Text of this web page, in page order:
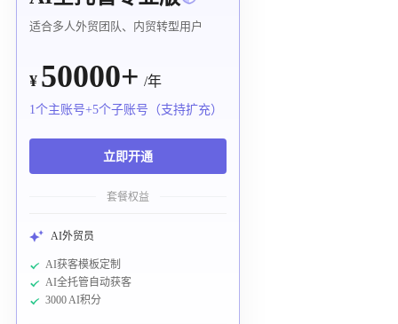
适合多人外贸团队、内贸转型用户
¥ 50000+ /年
1个主账号+5个子账号（支持扩充）
立即开通
套餐权益
AI外贸员
AI获客模板定制
AI全托管自动获客
3000 AI积分